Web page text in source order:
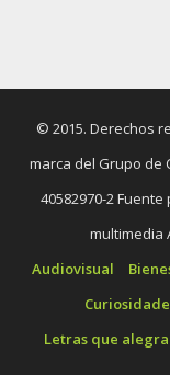
© 2015. Derechos
marca del Grupo de
40582970-2
multimedia
Audiovisual
Letras que